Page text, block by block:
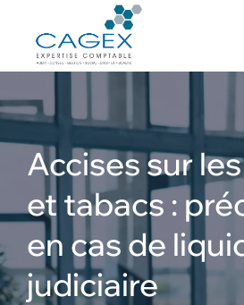
content
Accises sur
et tabacs :
en cas de
judiciaire